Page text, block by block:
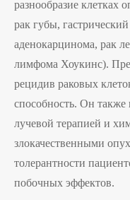
разнообразие клетках
рак губы,
аденокарцинома, рак
лимфома Хоукинс).
рецидив раковых
способность. Он также
лучевой терапией и
злокачественными
толерантности
побочных эффектов.